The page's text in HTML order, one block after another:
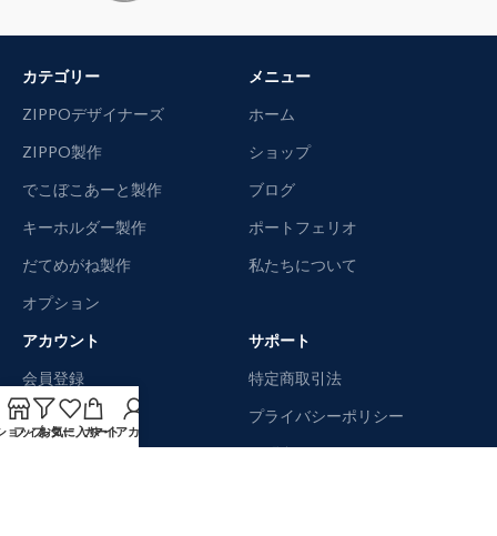
カテゴリー
ZIPPOデザイナーズ
ZIPPO製作
でこぼこあーと製作
キーホルダー製作
だてめがね製作
オプション
メニュー
ホーム
ショップ
ブログ
ポートフェリオ
私たちについて
アカウント
会員登録
マイアカウント
サポート
特定商取引法
プライバシーポリシー
お問合わせ
ョップ
フィルター
お気に入りカート
マイアカウント